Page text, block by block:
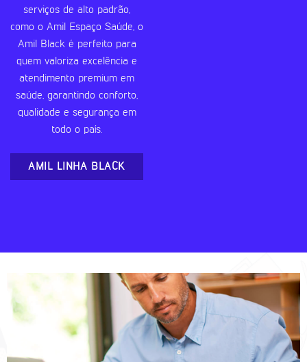
serviços de alto padrão,
como o Amil Espaço Saúde, o
Amil Black é perfeito para
quem valoriza excelência e
atendimento premium em
saúde, garantindo conforto,
qualidade e segurança em
todo o país.
AMIL LINHA BLACK